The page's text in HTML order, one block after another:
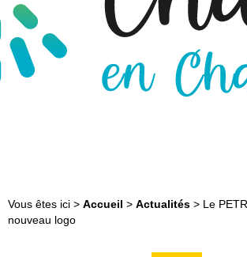
Vous êtes ici > Accueil > Actualités > Le
nouveau logo